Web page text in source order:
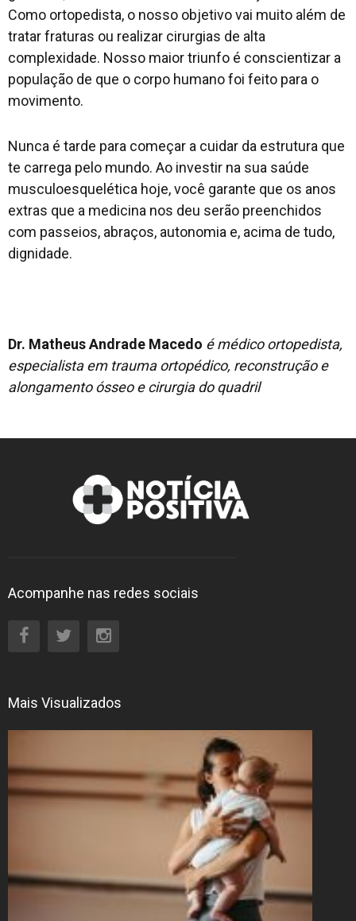
Como ortopedista, o nosso objetivo vai muito além de
tratar fraturas ou realizar cirurgias de alta
complexidade. Nosso maior triunfo é conscientizar a
população de que o corpo humano foi feito para o
movimento.
Nunca é tarde para começar a cuidar da estrutura que
te carrega pelo mundo. Ao investir na sua saúde
musculoesquelética hoje, você garante que os anos
extras que a medicina nos deu serão preenchidos
com passeios, abraços, autonomia e, acima de tudo,
dignidade.
Dr. Matheus Andrade Macedo é médico ortopedista,
especialista em trauma ortopédico, reconstrução e
alongamento ósseo e cirurgia do quadril
Acompanhe nas redes sociais
Mais Visualizados